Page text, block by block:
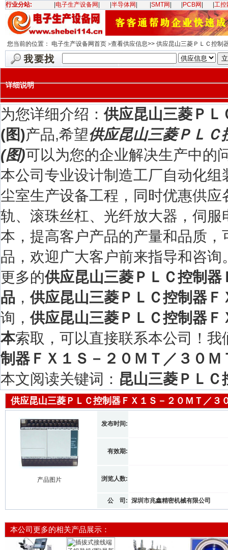
行业分站: 电子生产设备网 半导体网 SMT网 PCB网 工控
您当前的位置： 电子生产设备网首页 >查看供应信息>> 供应昆山三菱ＰＬＣ控制
详细说明
为您详细介绍：供应昆山三菱ＰＬ
(图)产品,希望供应昆山三菱ＰＬ
(图)可以为您的企业解决生产中的
本公司专业设计制造工厂自动化
尘室生产设备工程，同时优惠供
轨、滚珠丝杠、光纤放大器，伺
本，提高客户产品的产量和品质
品，欢迎广大客户前来指导和咨
更多的供应昆山三菱ＰＬＣ控制
品 ，供应昆山三菱ＰＬＣ控制器
询，供应昆山三菱ＰＬＣ控制器
本索取，可以直接联系本公司！我
制器ＦＸ１Ｓ－２０ＭＴ／３０Ｍ
本文阅读关键词： 昆山三菱ＰＬ
供应昆山三菱ＰＬＣ控制器ＦＸ１Ｓ－２０ＭＴ／３
产品图片
发布时间:
有效期:
浏览人数:
公 司: 深圳市兆鑫精密机械有限公司
本公司更多的相关产品展示：